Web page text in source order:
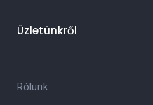
Üzletünkről
Rólunk